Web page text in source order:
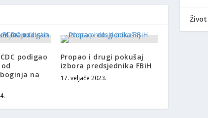
podigao
na
Propao i drugi pokušaj
izbora predsjednika FBiH
17. veljače 2023.